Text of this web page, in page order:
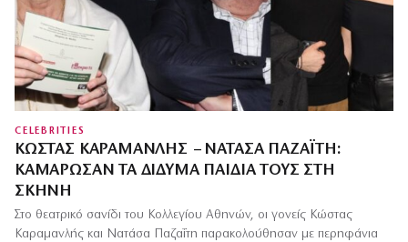
CELEBRITIES
ΚΏΣΤΑΣ ΚΑΡΑΜΑΝΛΉΣ – ΝΑΤΆΣΑ ΠΑΖΑΪ́ΤΗ:
ΚΑΜΆΡΩΣΑΝ ΤΑ ΔΊΔΥΜΑ ΠΑΙΔΙΆ ΤΟΥΣ ΣΤΗ
ΣΚΗΝΉ
Στο θεατρικό σανίδι του Κολλεγίου Αθηνών, οι γονείς Κώστας
Καραμανλής και Νατάσα Παζαΐτη παρακολούθησαν με περηφάνια